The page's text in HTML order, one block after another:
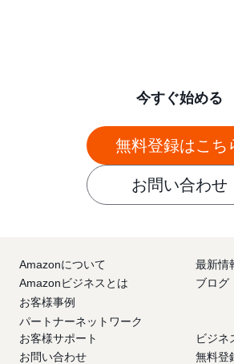
今すぐ始める
無料登録はこち
お問い合わせ
Amazonについて
Amazonビジネスとは
お客様事例
パートナーネットワーク
最新情
ブログ
お客様サポート
お問い合わせ
ビジネ
無料登